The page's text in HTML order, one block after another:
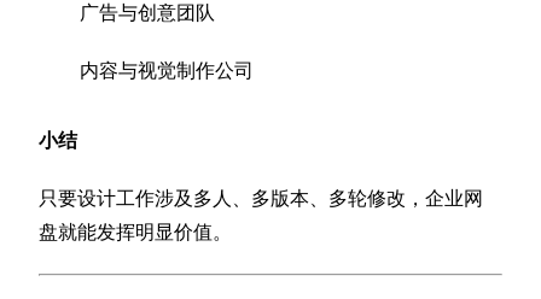
广告与创意团队
内容与视觉制作公司
小结
只要设计工作涉及多人、多版本、多轮修改，企业网
盘就能发挥明显价值。